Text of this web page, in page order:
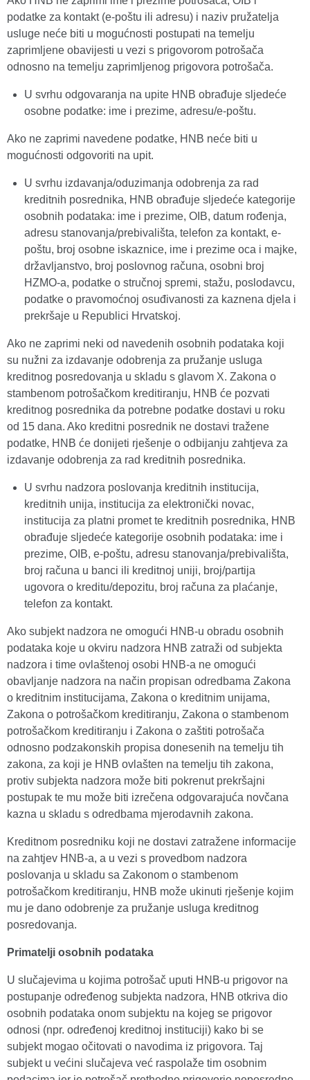
podatke za kontakt (e-poštu ili adresu) i naziv pružatelja
usluge neće biti u mogućnosti postupati na temelju
zaprimljene obavijesti u vezi s prigovorom potrošača
odnosno na temelju zaprimljenog prigovora potrošača.
U svrhu odgovaranja na upite HNB obrađuje sljedeće
osobne podatke: ime i prezime, adresu/e-poštu.
Ako ne zaprimi navedene podatke, HNB neće biti u
mogućnosti odgovoriti na upit.
U svrhu izdavanja/oduzimanja odobrenja za rad
kreditnih posrednika, HNB obrađuje sljedeće kategorije
osobnih podataka: ime i prezime, OIB, datum rođenja,
adresu stanovanja/prebivališta, telefon za kontakt, e-
poštu, broj osobne iskaznice, ime i prezime oca i majke,
državljanstvo, broj poslovnog računa, osobni broj
HZMO-a, podatke o stručnoj spremi, stažu, poslodavcu,
podatke o pravomoćnoj osuđivanosti za kaznena djela i
prekršaje u Republici Hrvatskoj.
Ako ne zaprimi neki od navedenih osobnih podataka koji
su nužni za izdavanje odobrenja za pružanje usluga
kreditnog posredovanja u skladu s glavom X. Zakona o
stambenom potrošačkom kreditiranju, HNB će pozvati
kreditnog posrednika da potrebne podatke dostavi u roku
od 15 dana. Ako kreditni posrednik ne dostavi tražene
podatke, HNB će donijeti rješenje o odbijanju zahtjeva za
izdavanje odobrenja za rad kreditnih posrednika.
U svrhu nadzora poslovanja kreditnih institucija,
kreditnih unija, institucija za elektronički novac,
institucija za platni promet te kreditnih posrednika, HNB
obrađuje sljedeće kategorije osobnih podataka: ime i
prezime, OIB, e-poštu, adresu stanovanja/prebivališta,
broj računa u banci ili kreditnoj uniji, broj/partija
ugovora o kreditu/depozitu, broj računa za plaćanje,
telefon za kontakt.
Ako subjekt nadzora ne omogući HNB-u obradu osobnih
podataka koje u okviru nadzora HNB zatraži od subjekta
nadzora i time ovlaštenoj osobi HNB-a ne omogući
obavljanje nadzora na način propisan odredbama Zakona
o kreditnim institucijama, Zakona o kreditnim unijama,
Zakona o potrošačkom kreditiranju, Zakona o stambenom
potrošačkom kreditiranju i Zakona o zaštiti potrošača
odnosno podzakonskih propisa donesenih na temelju tih
zakona, za koji je HNB ovlašten na temelju tih zakona,
protiv subjekta nadzora može biti pokrenut prekršajni
postupak te mu može biti izrečena odgovarajuća novčana
kazna u skladu s odredbama mjerodavnih zakona.
Kreditnom posredniku koji ne dostavi zatražene informacije
na zahtjev HNB-a, a u vezi s provedbom nadzora
poslovanja u skladu sa Zakonom o stambenom
potrošačkom kreditiranju, HNB može ukinuti rješenje kojim
mu je dano odobrenje za pružanje usluga kreditnog
posredovanja.
Primatelji osobnih podataka
U slučajevima u kojima potrošač uputi HNB-u prigovor na
postupanje određenog subjekta nadzora, HNB otkriva dio
osobnih podataka onom subjektu na kojeg se prigovor
odnosi (npr. određenoj kreditnoj instituciji) kako bi se
subjekt mogao očitovati o navodima iz prigovora. Taj
subjekt u većini slučajeva već raspolaže tim osobnim